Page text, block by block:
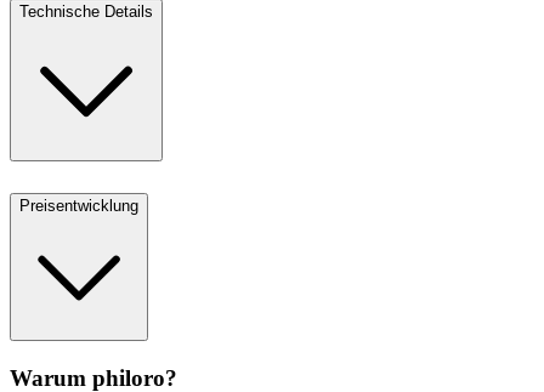
Technische Details
Preisentwicklung
Warum philoro?